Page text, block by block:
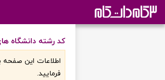
کد رشته دانشگاه
اطلاعات اين صفحه
فرماييد.